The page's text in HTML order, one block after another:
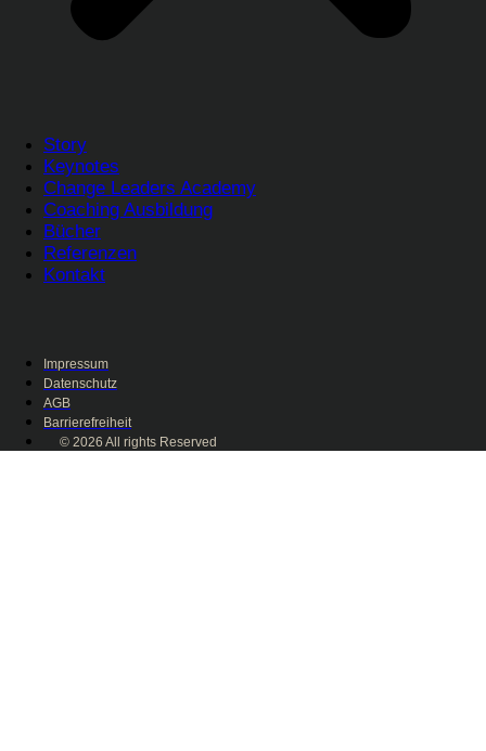
Story
Keynotes
Change Leaders Academy
Coaching Ausbildung
Bücher
Referenzen
Kontakt
Impressum
Datenschutz
AGB
Barrierefreiheit
© 2026 All rights Reserved